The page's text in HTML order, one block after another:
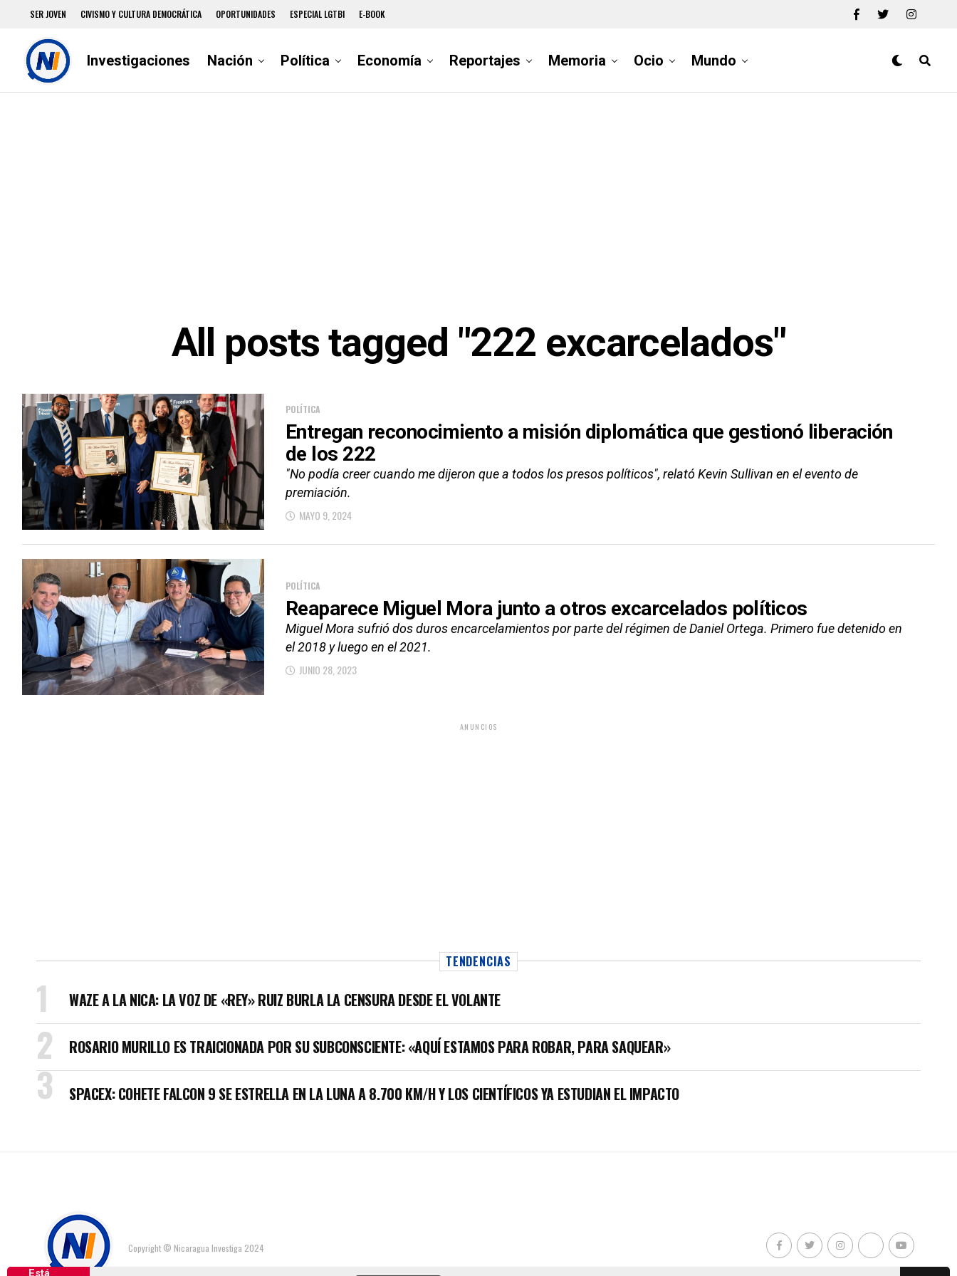
SER JOVEN CIVISMO Y CULTURA DEMOCRÁTICA OPORTUNIDADES ESPECIAL LGTBI E-BOOK
Investigaciones Nación Política Economía Reportajes Memoria Ocio Mundo
Está
All posts tagged "222 excarcelados"
POLÍTICA
Entregan reconocimiento a misión diplomática que gestionó liberación
de los 222
"No podía creer cuando me dijeron que a todos los presos políticos", relató Kevin Sullivan en el evento de
premiación.
MAYO 9, 2024
POLÍTICA
Reaparece Miguel Mora junto a otros excarcelados políticos
Miguel Mora sufrió dos duros encarcelamientos por parte del régimen de Daniel Ortega. Primero fue detenido en
el 2018 y luego en el 2021.
JUNIO 28, 2023
ANUNCIOS
TENDENCIAS
WAZE A LA NICA: LA VOZ DE «REY» RUIZ BURLA LA CENSURA DESDE EL VOLANTE
ROSARIO MURILLO ES TRAICIONADA POR SU SUBCONSCIENTE: «AQUÍ ESTAMOS PARA ROBAR, PARA SAQUEAR»
SPACEX: COHETE FALCON 9 SE ESTRELLA EN LA LUNA A 8.700 KM/H Y LOS CIENTÍFICOS YA ESTUDIAN EL IMPACTO
Copyright © Nicaragua Investiga 2024